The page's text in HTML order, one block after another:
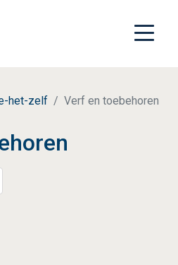
het-zelf Verf en toebehoren